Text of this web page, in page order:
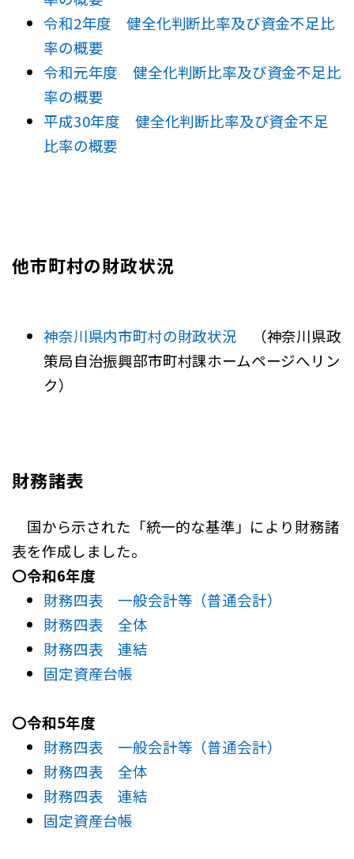
令和2年度 健全化判断比率及び資金不足比
率の概要
令和元年度 健全化判断比率及び資金不足比
率の概要
平成30年度 健全化判断比率及び資金不足
比率の概要
他市町村の財政状況
神奈川県内市町村の財政状況 （神奈川県政
策局自治振興部市町村課ホームページへリン
ク）
財務諸表
国から示された「統一的な基準」により財務諸
表を作成しました。
〇令和6年度
財務四表 一般会計等（普通会計）
財務四表 全体
財務四表 連結
固定資産台帳
〇令和5年度
財務四表 一般会計等（普通会計）
財務四表 全体
財務四表 連結
固定資産台帳